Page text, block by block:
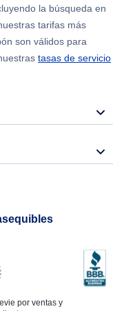
la búsqueda en
tarifas más
son válidos para
tasas de servicio
por ventas y